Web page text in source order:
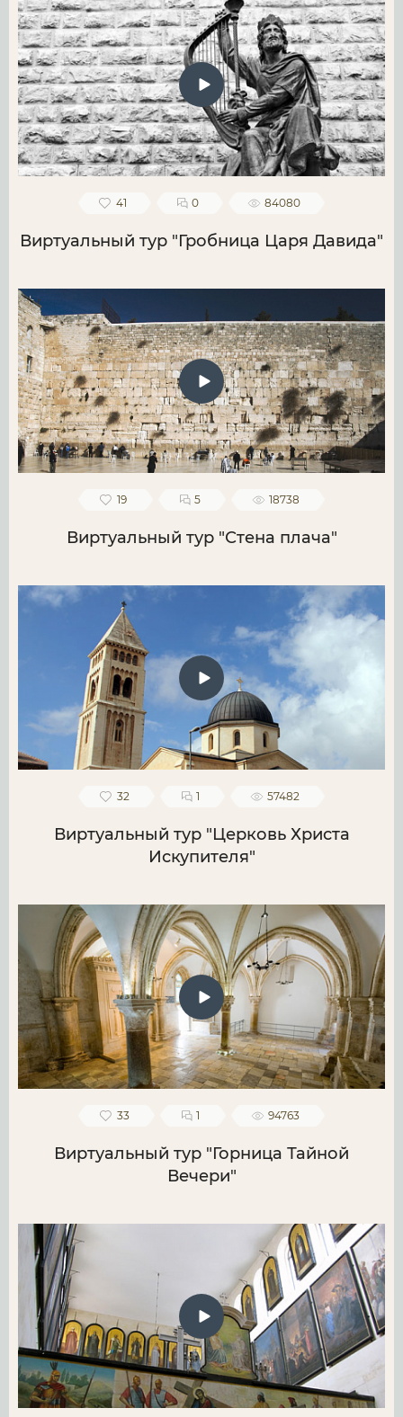
41 0 84080
Виртуальный тур "Гробница Царя Давида"
19 5 18738
Виртуальный тур "Стена плача"
32 1 57482
Виртуальный тур "Церковь Христа
Искупителя"
33 1 94763
Виртуальный тур "Горница Тайной
Вечери"